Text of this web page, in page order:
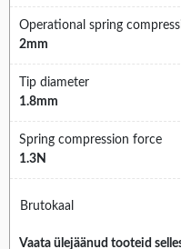
Operational spring
2mm
Tip diameter
1.8mm
Spring compression force
1.3N
Brutokaal
Vaata ülejäänud tooteid